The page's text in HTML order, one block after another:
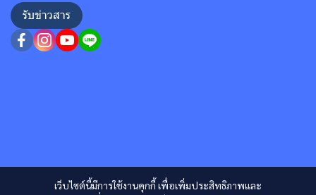
เว็บไซต์นี้มีการใช้งานคุกกี้ เพื่อเพิ่มประสิทธิภาพและ
รับข่าวสาร